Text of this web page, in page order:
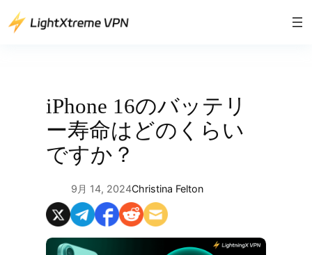
容
iPhone 16のバッテリ
ー寿命はどのくらい
ですか？
9月 14, 2024Christina Felton